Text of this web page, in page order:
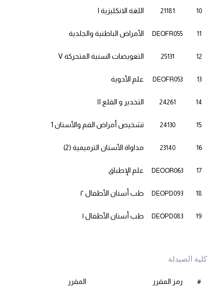
10
21181 اللغة الانكليزية
11
DEOFR055 الأمراض الباطنية والجلدية
12
25131 التعويضات السنية المتحركةV
13
DEOFR053 علم الأدوية
14
24261 التخدير و القلع
15
24130 تشخيص أمراض الفم والأسنان 1
16
23140 مداواة الأسنان الترميمية (2)
17
DEOOR063 علم الإطباق
18
DEOPD093 طب أسنان الأطفال ٢
19
DEOPD083 طب أسنان الأطفال ١
كلية الصيدلة
# رمز المقرر المقرر